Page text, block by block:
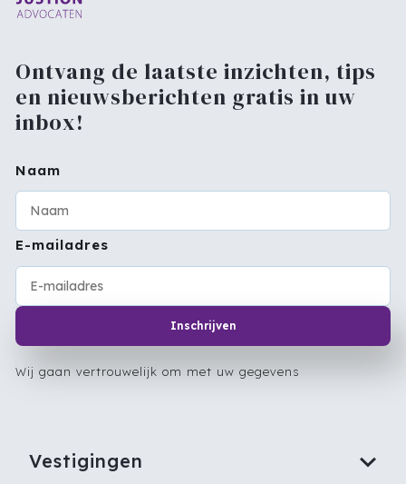
Vestigingen
Ontvang de laatste inzichten, tips
en nieuwsberichten gratis in uw
inbox!
Naam
E-mailadres
Inschrijven
Wij gaan vertrouwelijk om met uw gegevens